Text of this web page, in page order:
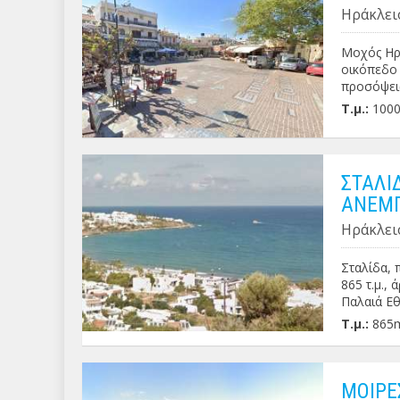
Μοχός
οικόπεδο
Τ.μ.:
Σταλίδα,
865 τ.μ.,
Παλαιά
Τ.μ.: